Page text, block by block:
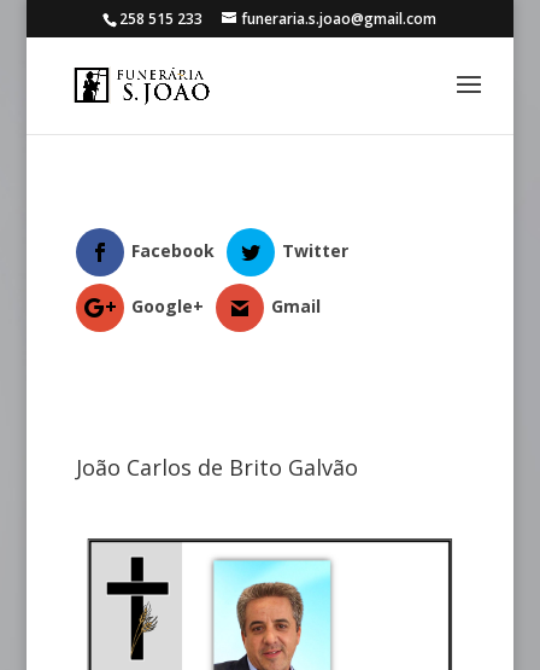
258 515 233 funeraria.s.joao@gmail.com
Facebook Twitter
Google+ Gmail
João Carlos de Brito Galvão